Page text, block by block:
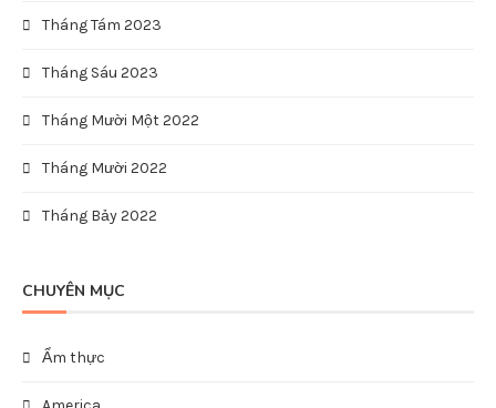
Tháng Tám 2023
Tháng Sáu 2023
Tháng Mười Một 2022
Tháng Mười 2022
Tháng Bảy 2022
CHUYÊN MỤC
Ẩm thực